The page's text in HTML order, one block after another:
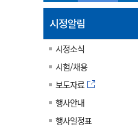
시
군
산
대표전화 063-454-4000
부서 및 담당자 연락처
전화번호안내
대표전화 063-454-4000
부서 및 담당자 연락처
전화번호안내
대표전화 063-454-4000
부서 및 담당자 연락처
전화번호안내
대표전화 063-454-4000
부서 및 담당자 연락처
전화번호안내
대표전화 063-454-4000
부서 및 담당자 연락처
전화번호안내
대표전화 063-454-4000
부서 및 담당자 연락처
전화번호안내
대표전화 063-454-4000
부서 및 담당자 연락처
전화번호안내
대표전화 063-454-4000
부서 및 담당자 연락처
전화번호안내
시정알림
림
시정소식
시험/채용
보도자료
행사안내
행사일정표